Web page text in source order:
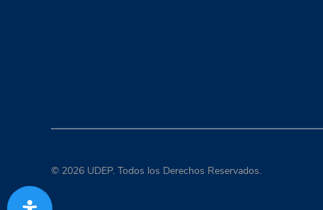
© 2026 UDEP. Todos los Derechos Reservados.